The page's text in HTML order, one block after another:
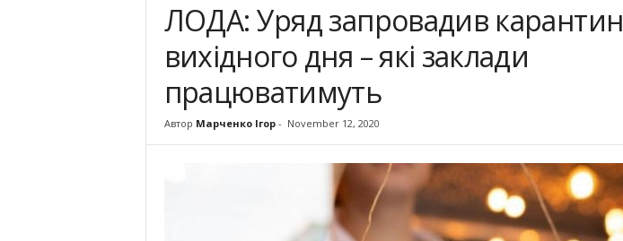
ЛОДА: Уряд запровадив карантин
вихідного дня – які заклади
працюватимуть
Автор Марченко Ігор- November 12, 2020